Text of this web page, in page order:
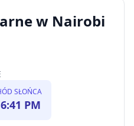
w Nairobi
SŁOŃCA
6:41 PM